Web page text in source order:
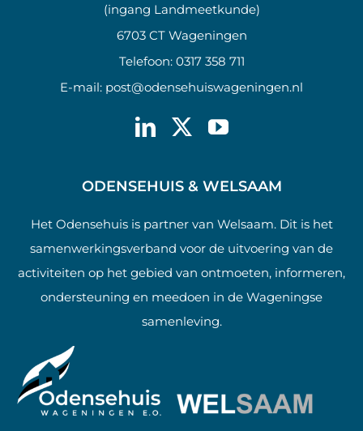
(ingang Landmeetkunde)
6703 CT Wageningen
Telefoon: 0317 358 711
E-mail: post@odensehuiswageningen.nl
ODENSEHUIS & WELSAAM
Het Odensehuis is partner van Welsaam. Dit is het
samenwerkingsverband voor de uitvoering van de
activiteiten op het gebied van ontmoeten, informeren,
ondersteuning en meedoen in de Wageningse
samenleving.